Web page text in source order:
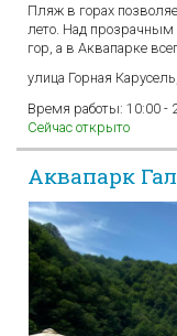
Пляж в горах
лето. Над
гор, а в Аквапарке
улица Горная
Время работы: 10:00 -
Сейчас открыто
Аквапарк